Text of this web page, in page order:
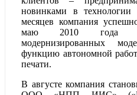
новинками в технологии
месяцев компания
маю 2010 года
модернизированных
функцию автономной
печати.
В августе компания